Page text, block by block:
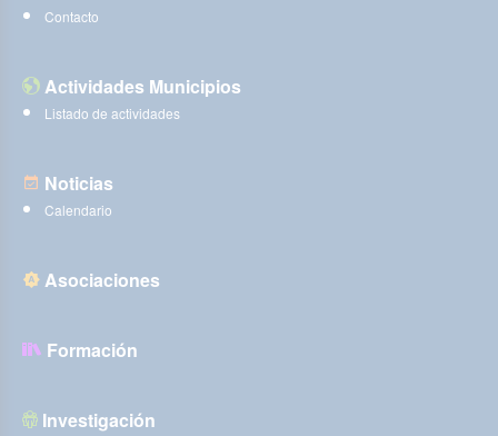
Contacto
Actividades Municipios
Listado de actividades
Noticias
Calendario
Asociaciones
Formación
Investigación